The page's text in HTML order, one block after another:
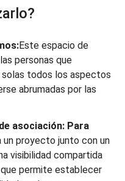
Este espacio de
personas que
todos los aspectos
abrumadas por las
asociación: Para
un proyecto junto con un
visibilidad compartida
permite establecer